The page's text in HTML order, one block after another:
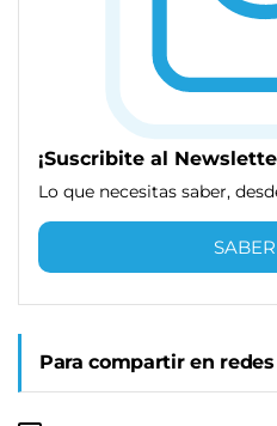
¡Suscribite al
Lo que necesitas saber,
Para compartir en redes